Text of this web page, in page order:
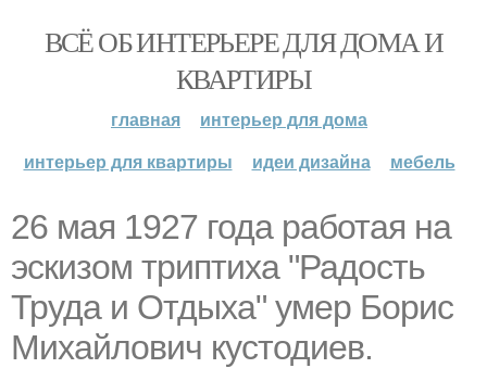
ВСЁ ОБ ИНТЕРЬЕРЕ ДЛЯ ДОМА И
КВАРТИРЫ
главная
интерьер для дома
интерьер для квартиры
идеи дизайна мебель
26 мая 1927 года работая на
эскизом триптиха "Радость
Труда и Отдыха" умер Борис
Михайлович кустодиев.